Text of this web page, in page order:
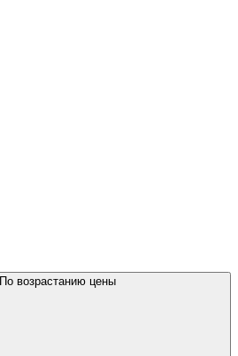
По возрастанию цены